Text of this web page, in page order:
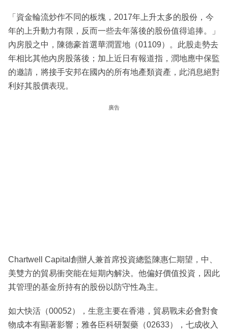
「資金輪流炒作不同的板塊，2017年上升太多的股份，今
年的上升動力有限，反而一些去年落後的股份值得追捧。」
內房股之中，陳德豪首選華潤置地（01109）。此股走勢去
年相比其他內房股落後；加上近日有報道指，潤地應中保監
的邀請，將接手安邦在國內的所有地產類資產，此消息絕對
利好其股價表現。
廣告
Chartwell Capital創辦人兼首席投資總監陳惠仁期望，中、
美雙方的貿易衝突能在短期內解決。他偏好價值投資，因此
其管理的基金所持有的股份以防守性為主。
如大快活（00052），生意主要在香港，貿易戰未必會對食
物成本有顯著影響；雅各臣科研製藥（02633），七成收入